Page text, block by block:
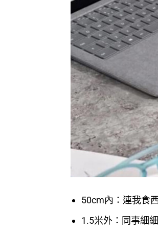
50cm內：連我食
1.5米外：同事細